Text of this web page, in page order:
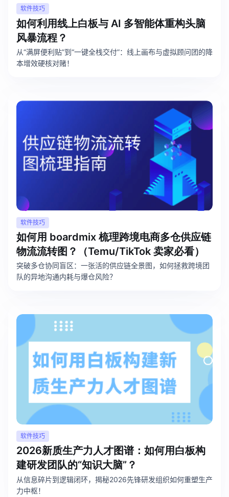
情绪板
创意与绘图
AI生成思维导图
AI生成流程图
AI生成用户旅程图
AI生成甘特图
AI生成组织结构图
战略与流程设计
AI生成商业画布
AI生成SWOT分析
AI生成时间管理四象限
AI生成胜任力模型
AI生成价值链
数据分析与策略
AI生成用户画像
AI生成Smart分析
AI生成波士顿矩阵
AI生成图片
AI写作
软件技巧
如何利用线上白板与 AI 多智能体重构头脑
风暴流程？
从“满屏便利贴”到“一键全栈交付”：线上画布与虚拟顾问团的降
本增效硬核对赌！
软件技巧
如何用 boardmix 梳理跨境电商多仓供应链
物流流转图？（Temu/TikTok 卖家必看）
突破多仓协同盲区：一张活的供应链全景图，如何拯救跨境团
队的异地沟通内耗与爆仓风险？
软件技巧
2026新质生产力人才图谱：如何用白板构
建研发团队的“知识大脑”？
从信息碎片到逻辑闭环，揭秘2026先锋研发组织如何重塑生产
力中枢！